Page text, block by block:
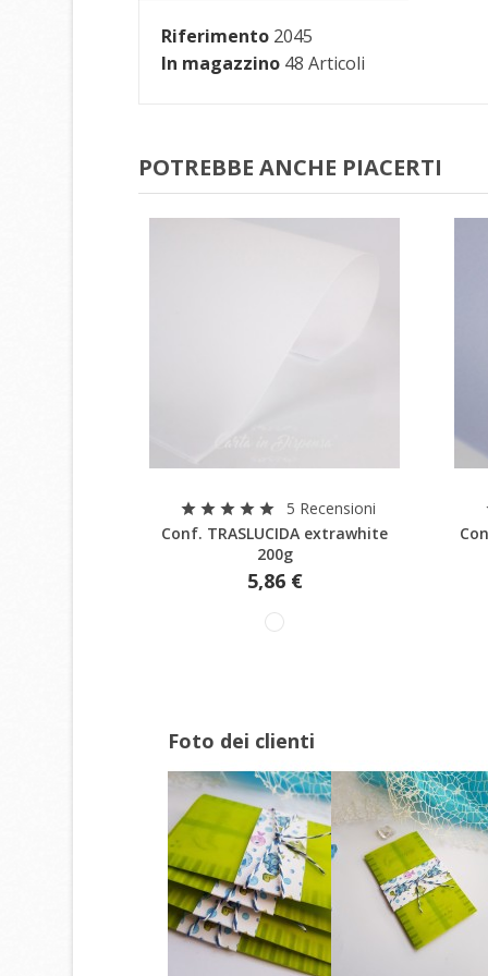
Riferimento 2045
In magazzino 48 Articoli
POTREBBE ANCHE PIACERTI
star star star star star
5 Recensioni
Conf. TRASLUCIDA extrawhite
200g
5,86 €
Foto dei clienti